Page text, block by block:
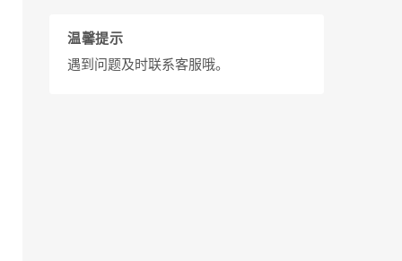
温馨提示
遇到问题及时联系客服哦。